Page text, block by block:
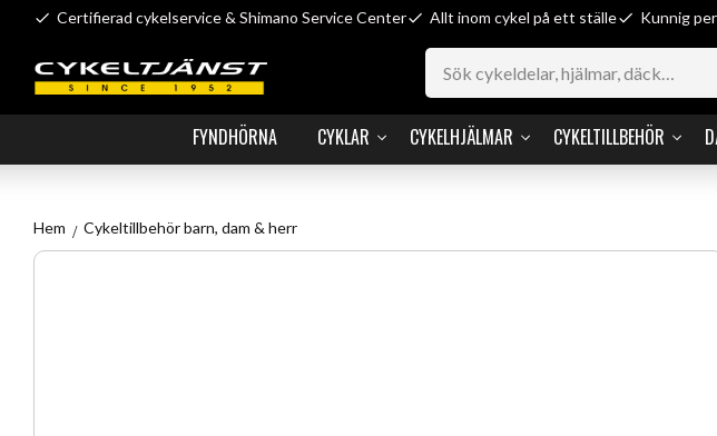
Certifierad cykelservice & Shimano Service Center Allt inom cykel på ett ställe Kunnig
FYNDHÖRNA CYKLAR CYKELHJÄLMAR CYKELTILLBEHÖR
Hem Cykeltillbehör barn, dam & herr